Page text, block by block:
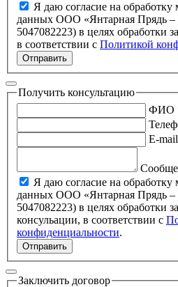
Я даю согласие на
данных ООО «Янтарная Прядь
5047082223) в целях обработки запроса и обратной связи,
в соответствии с Политикой
Отправить
Получить консультацию
ФИО
E-mail
Я даю согласие на
данных ООО «Янтарная Прядь
5047082223) в целях обработки запроса и полченя
консульации, в соответствии с
конфиденциальности.
Отправить
Заключить договор